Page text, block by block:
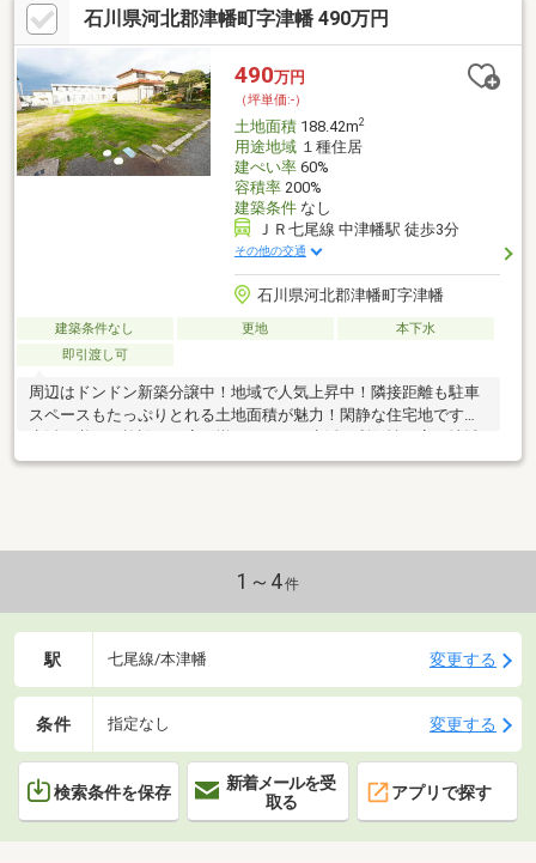
石川県河北郡津幡町字津幡 490万円
490万円
（坪単価:-）
土地面積188.42m2
用途地域１種住居
建ぺい率60%
容積率200%
建築条件なし
ＪＲ七尾線 中津幡駅 徒歩3分
その他の交通
石川県河北郡津幡町字津幡
建築条件なし 更地
本下水
即引渡し可
周辺はドンドン新築分譲中！地域で人気上昇中！隣接距離も駐車
スペースもたっぷりとれる土地面積が魅力！閑静な住宅地ですが
です！●本物件のように土地予算が抑えられれば、建築含めた総
れる広さ） ・平屋もおすすめです ・子供と遊べる広い庭が作
れる 〇建築条件なし〇ＪＲ中津幡駅まで徒歩２分
1～4件
駅 七尾線/本津幡 変更する
条件 指定なし 変更する
検索条件を保存
新着メールを受
取る
アプリで探す